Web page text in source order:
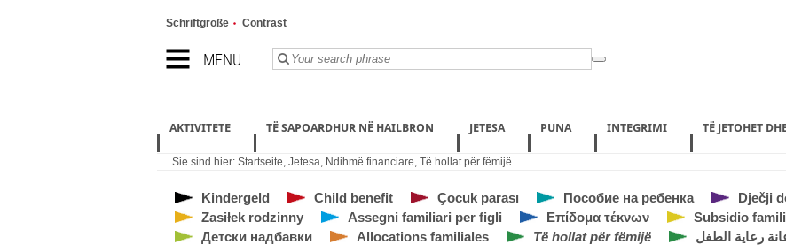
MENU
Schriftgröße Contrast
AKTIVITETE TË SAPOARDHUR NË HAILBRON JETESA PUNA INTEGRIMI TË JETOHET
Sie sind hier: Startseite, Jetesa, Ndihmë financiare, Të hollat për fëmijë
Kindergeld Child benefit Çocuk parası Пособие на ребенка Dječji
Zasiłek rodzinny
Assegni familiari per figli Επίδομα τέκνων
Subsidio
Детски надбавки
Allocations familiales Të hollat për fëmijë رعاية الطفل